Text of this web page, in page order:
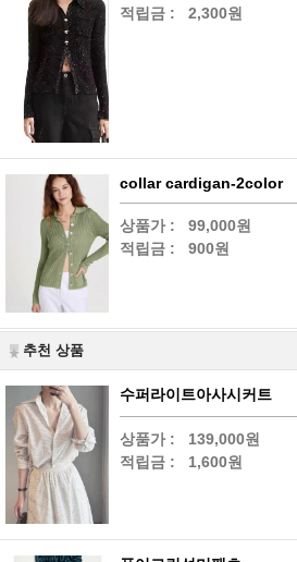
적립금 :
2,300원
collar cardigan-2color
상품가 :
99,000원
적립금 :
900원
추천 상품
수퍼라이트아사시커트
상품가 :
139,000원
적립금 :
1,600원